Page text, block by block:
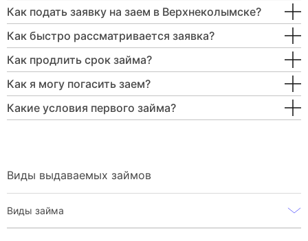
Как подать заявку на заем в Верхнеколымске?
Как быстро рассматривается заявка?
Как продлить срок займа?
Как я могу погасить заем?
Какие условия первого займа?
Виды выдаваемых займов
Виды займа